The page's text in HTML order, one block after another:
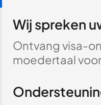
Wij spreken
Ontvang visa-
moedertaal